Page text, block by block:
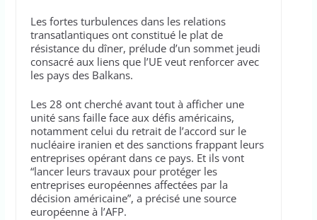
Les fortes turbulences dans les relations
transatlantiques ont constitué le plat de
résistance du dîner, prélude d’un sommet jeudi
consacré aux liens que l’UE veut renforcer avec
les pays des Balkans.
Les 28 ont cherché avant tout à afficher une
unité sans faille face aux défis américains,
notamment celui du retrait de l’accord sur le
nucléaire iranien et des sanctions frappant leurs
entreprises opérant dans ce pays. Et ils vont
“lancer leurs travaux pour protéger les
entreprises européennes affectées par la
décision américaine”, a précisé une source
européenne à l’AFP.